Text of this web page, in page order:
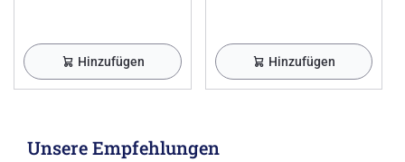
Hinzufügen Hinzufügen
Unsere Empfehlungen